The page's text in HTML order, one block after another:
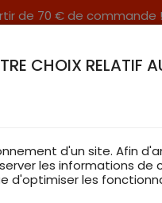
de 70 € de commande !
CHAUSSURES
CHOIX RELATIF
d'un site. Afin
les informations de
d'optimiser les